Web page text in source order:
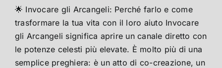
🌟 Invocare gli Arcangeli: Perché farlo e come
trasformare la tua vita con il loro aiuto Invocare
gli Arcangeli significa aprire un canale diretto con
le potenze celesti più elevate. È molto più di una
semplice preghiera: è un atto di co-creazione, un